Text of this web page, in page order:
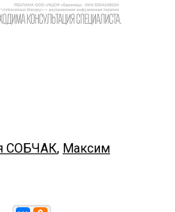
СОБЧАК, Максим